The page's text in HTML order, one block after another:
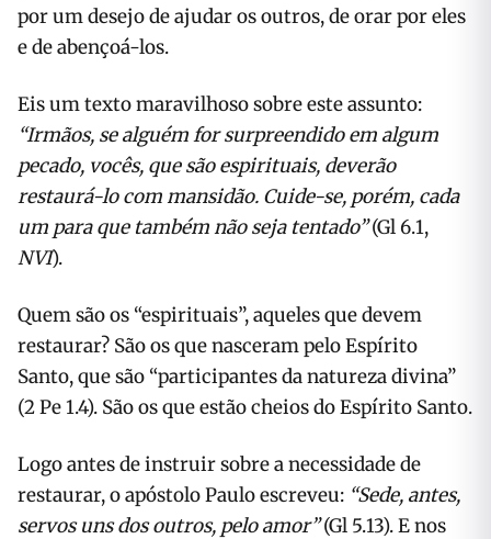
por um desejo de ajudar os outros, de orar por eles
e de abençoá-los.
Eis um texto maravilhoso sobre este assunto:
“Irmãos, se alguém for surpreendido em algum
pecado, vocês, que são espirituais, deverão
restaurá-lo com mansidão. Cuide-se, porém, cada
um para que também não seja tentado”(Gl 6.1,
NVI).
Quem são os “espirituais”, aqueles que devem
restaurar? São os que nasceram pelo Espírito
Santo, que são “participantes da natureza divina”
(2 Pe 1.4). São os que estão cheios do Espírito Santo.
Logo antes de instruir sobre a necessidade de
restaurar, o apóstolo Paulo escreveu: “Sede, antes,
servos uns dos outros, pelo amor”(Gl 5.13). E nos